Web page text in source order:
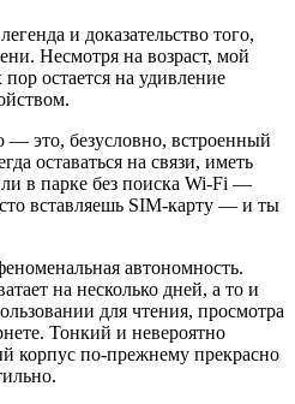
и доказательство того,
Несмотря на возраст, мой
остается на удивление
это, безусловно, встроенный
оставаться на связи, иметь
в парке без поиска Wi-Fi —
вставляешь SIM-карту — и ты
автономность.
на несколько дней, а то и
для чтения, просмотра
Тонкий и невероятно
корпус по-прежнему прекрасно